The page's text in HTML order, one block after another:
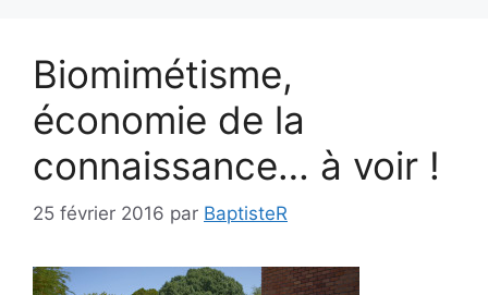
Biomimétisme,
économie de la
connaissance… à voir !
25 février 2016 par BaptisteR